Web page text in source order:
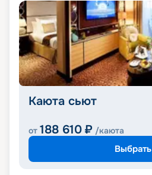
Каюта сьют
от 188 610 ₽ /каюта
Выбрать